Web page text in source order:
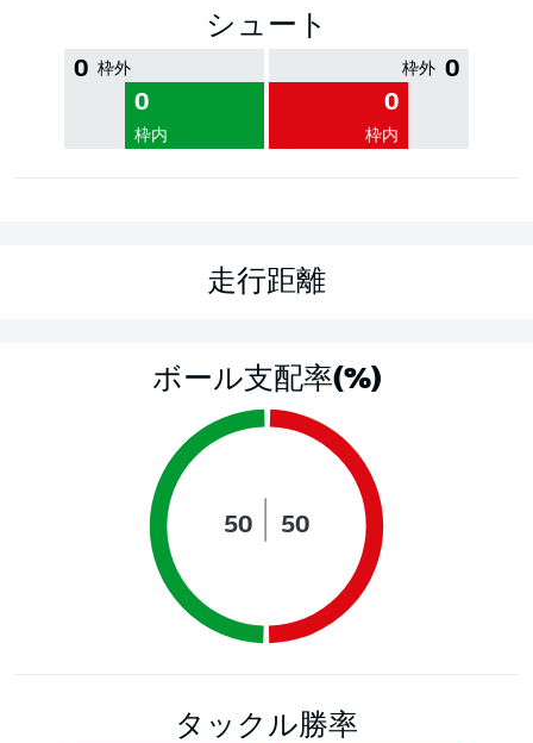
シュート
0 枠外
0
枠内
0
枠外
0
枠内
走行距離
ボール支配率(%)
50 50
タックル勝率